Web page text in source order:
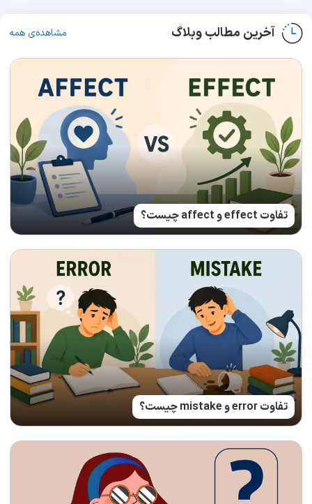
آخرین مطالب وبلاگ مشاهده‌ی همه
تفاوت effect و affect چیست؟
تفاوت error و mistake چیست؟